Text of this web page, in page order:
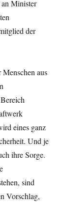
Minister
der
aus
eines ganz
Und je
ihre Sorge.
sind
Vorschlag,